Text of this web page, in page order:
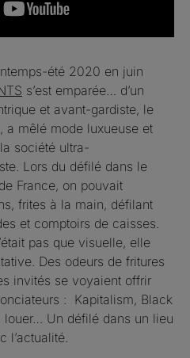
été 2020 en juin
s’est emparée… d’un
et avant-gardiste, le
a mêlé mode luxueuse et
société ultra-
Lors du défilé dans le
France, on pouvait
frites à la main, défilant
et comptoirs de caisses.
pas que visuelle, elle
Des odeurs de fritures
invités se voyaient offrir
: Kapitalism, Black
louer… Un défilé dans un lieu
l’actualité.